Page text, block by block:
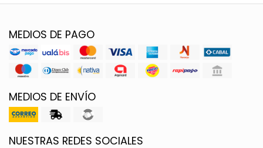
MEDIOS DE PAGO
MEDIOS DE ENVÍO
NUESTRAS REDES SOCIALES